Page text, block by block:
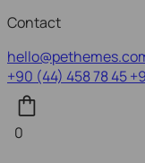
Contact
+90 (44) 458 78 45
0